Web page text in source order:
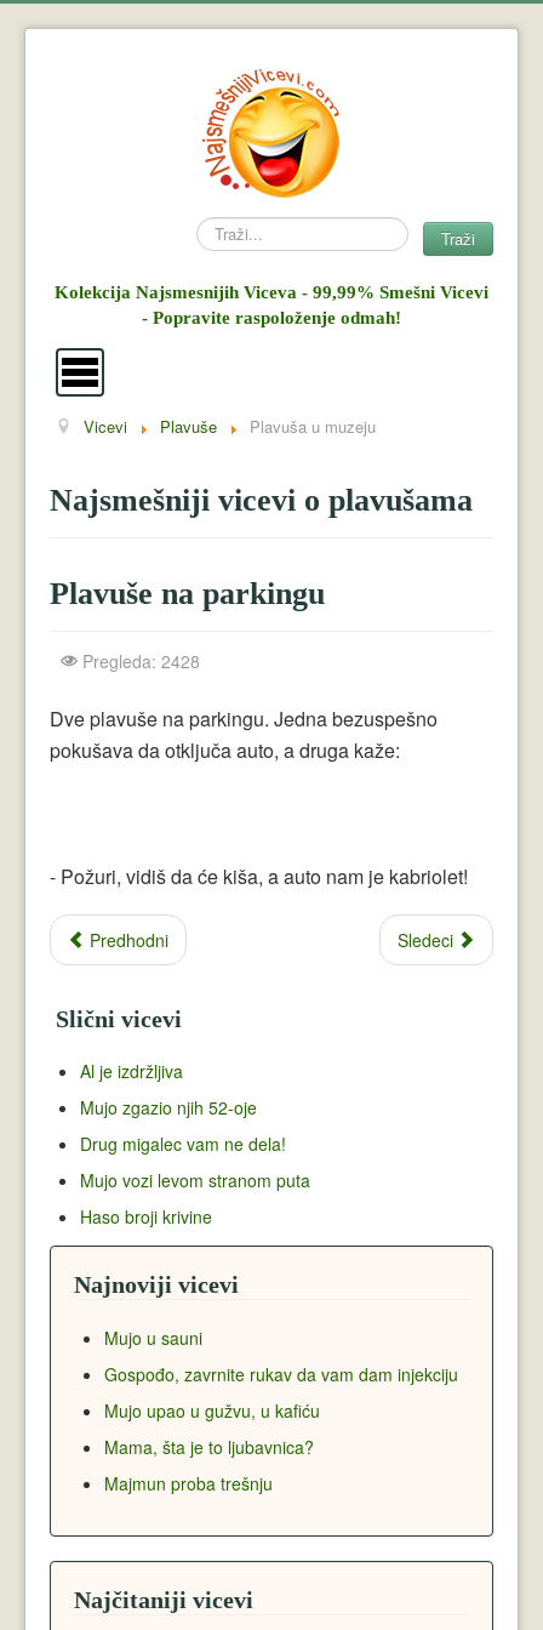
Search Traži
Kolekcija Najsmesnijih Viceva - 99,99% Smešni Vicevi
- Popravite raspoloženje odmah!
Vicevi
Mujo i Haso
Perica
Piroćanci
Vicevi Plavuše Plavuša u muzeju
Najsmešniji vicevi o plavušama
Plavuše na parkingu
Pregleda: 2428
Dve plavuše na parkingu. Jedna bezuspešno
pokušava da otključa auto, a druga kaže:
- Požuri, vidiš da će kiša, a auto nam je kabriolet!
Predhodni Sledeci
Slični vicevi
Al je izdržljiva
Mujo zgazio njih 52-oje
Drug migalec vam ne dela!
Mujo vozi levom stranom puta
Haso broji krivine
Najnoviji vicevi
Mujo u sauni
Gospođo, zavrnite rukav da vam dam injekciju
Mujo upao u gužvu, u kafiću
Mama, šta je to ljubavnica?
Majmun proba trešnju
Najčitaniji vicevi